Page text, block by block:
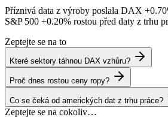
Příznivá data z výroby poslala DAX
S&P 500 +0.20% rostou před daty z trhu
Zeptejte se na to
Které sektory táhnou DAX vzhůru?
Proč dnes rostou ceny ropy?
Co se čeká od amerických dat z trhu práce?